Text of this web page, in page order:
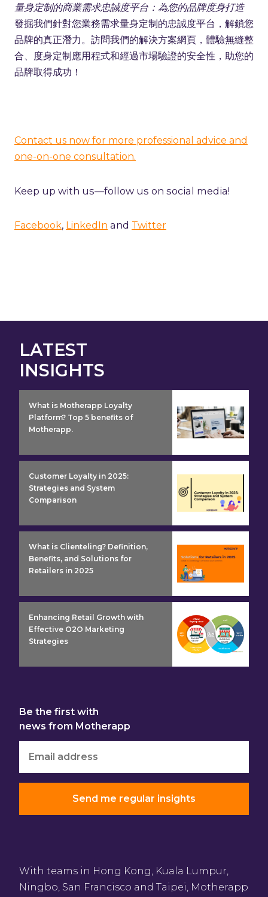
量身定制的商業需求忠誠度平台：為您的品牌度身打造
發掘我們針對您業務需求量身定制的忠誠度平台，解鎖您
品牌的真正潛力。訪問我們的解決方案網頁，體驗無縫整
合、度身定制應用程式和經過市場驗證的安全性，助您的
品牌取得成功！
Contact us now for more professional advice and
one-on-one consultation.
Keep up with us—follow us on social media!
Facebook, LinkedIn and Twitter
LATEST
INSIGHTS
What is Motherapp Loyalty
Platform? Top 5 benefits of
Motherapp.
Customer Loyalty in 2025:
Strategies and System
Comparison
What is Clienteling? Definition,
Benefits, and Solutions for
Retailers in 2025
Enhancing Retail Growth with
Effective O2O Marketing
Strategies
Be the first with
news from Motherapp
With teams in Hong Kong, Kuala Lumpur,
Ningbo, San Francisco and Taipei, Motherapp